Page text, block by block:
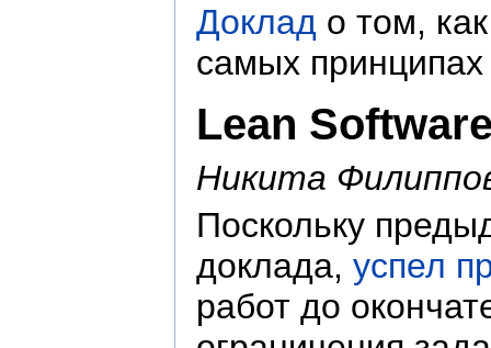
Доклад о том,
самых
Lean
Никита
Поскольку
доклада, успел
работ до